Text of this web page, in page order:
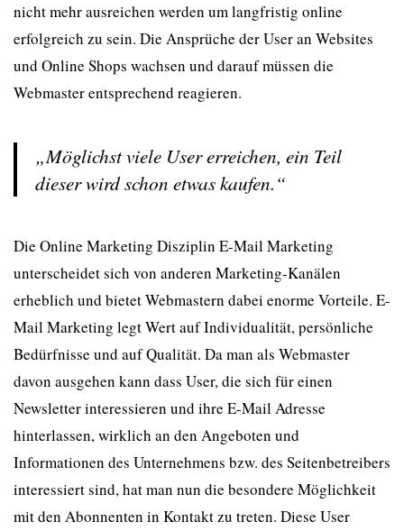
nicht mehr ausreichen werden um langfristig online
erfolgreich zu sein. Die Ansprüche der User an Websites
und Online Shops wachsen und darauf müssen die
Webmaster entsprechend reagieren.
„Möglichst viele User erreichen, ein Teil
dieser wird schon etwas kaufen.“
Die Online Marketing Disziplin E-Mail Marketing
unterscheidet sich von anderen Marketing-Kanälen
erheblich und bietet Webmastern dabei enorme Vorteile. E-
Mail Marketing legt Wert auf Individualität, persönliche
Bedürfnisse und auf Qualität. Da man als Webmaster
davon ausgehen kann dass User, die sich für einen
Newsletter interessieren und ihre E-Mail Adresse
hinterlassen, wirklich an den Angeboten und
Informationen des Unternehmens bzw. des Seitenbetreibers
interessiert sind, hat man nun die besondere Möglichkeit
mit den Abonnenten in Kontakt zu treten. Diese User